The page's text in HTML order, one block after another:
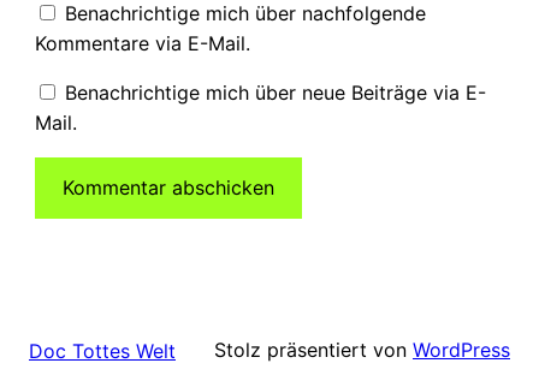
Benachrichtige mich über nachfolgende
Kommentare via E-Mail.
Benachrichtige mich über neue Beiträge via E-
Mail.
Doc Tottes Welt Stolz präsentiert von WordPress